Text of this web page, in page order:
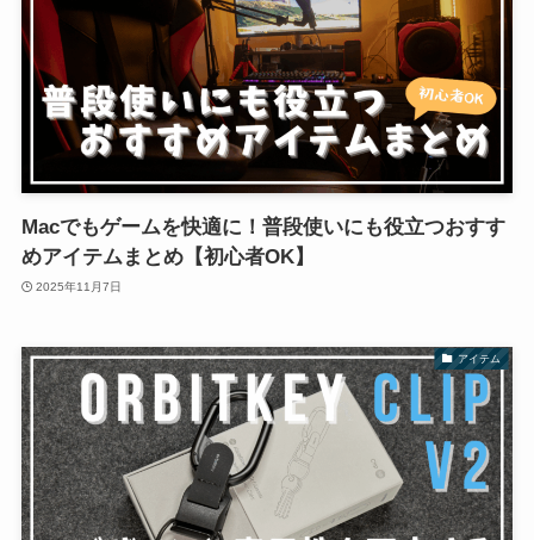
Macでもゲームを快適に！普段使いにも役立つおすす
めアイテムまとめ【初心者OK】
2025年11月7日
アイテム